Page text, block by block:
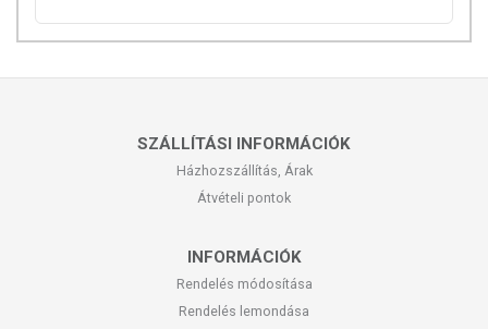
SZÁLLÍTÁSI INFORMÁCIÓK
Házhozszállítás, Árak
Átvételi pontok
INFORMÁCIÓK
Rendelés módosítása
Rendelés lemondása